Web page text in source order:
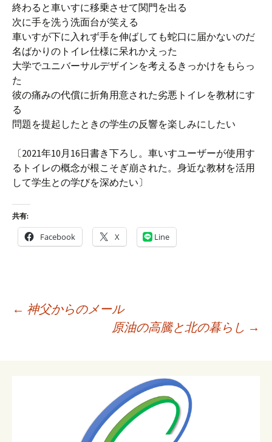
終わると車いすに移乗させて関門を出る
次に手を洗う洗面台が笑える
車いすが下に入れず手を伸ばしても蛇口に届かないのだ
名ばかりのトイレ仕様に呆れかえった
大学でユニバーサルデザインを考えるきっかけをもらっ
た
彼の痛みの代償に折角用意された劣悪トイレを教材にす
る
問題を提起したときの学生の反響を楽しみにしたい
〔2021年10月16日書き下ろし。車いすユーザーが使用す
るトイレの概念が根こそぎ崩された。身近な教材を活用
して学生との学びを深めたい〕
共有:
Facebook X Line
← 神父からのメール
原油の高騰と北の暮らし →